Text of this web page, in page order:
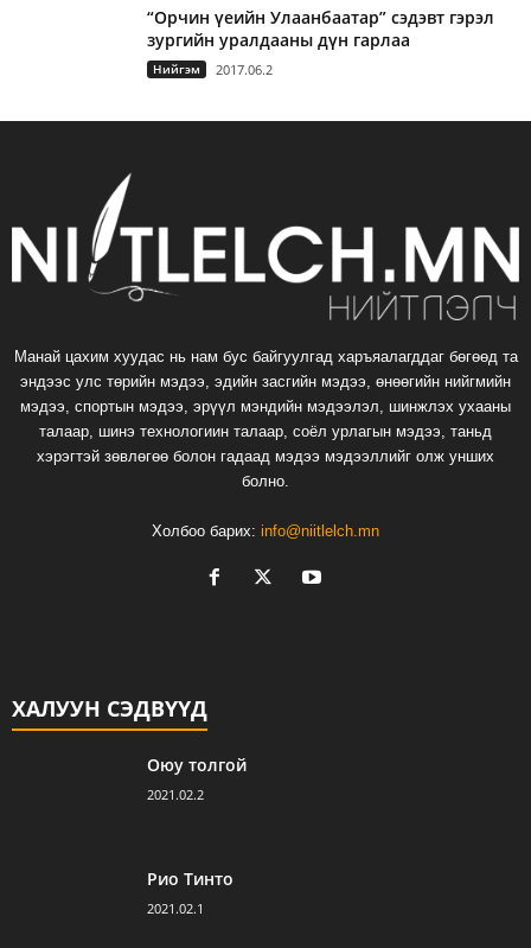
“Орчин үеийн Улаанбаатар” сэдэвт гэрэл
зургийн уралдааны дүн гарлаа
Нийгэм 2017.06.2
Манай цахим хуудас нь нам бус байгуулгад харъяалагддаг бөгөөд та
эндээс улс төрийн мэдээ, эдийн засгийн мэдээ, өнөөгийн нийгмийн
мэдээ, спортын мэдээ, эрүүл мэндийн мэдээлэл, шинжлэх ухааны
талаар, шинэ технологиин талаар, соёл урлагын мэдээ, таньд
хэрэгтэй зөвлөгөө болон гадаад мэдээ мэдээллийг олж унших
болно.
Холбоо барих: info@niitlelch.mn
ХАЛУУН СЭДВҮҮД
Оюу толгой
2021.02.2
Рио Тинто
2021.02.1